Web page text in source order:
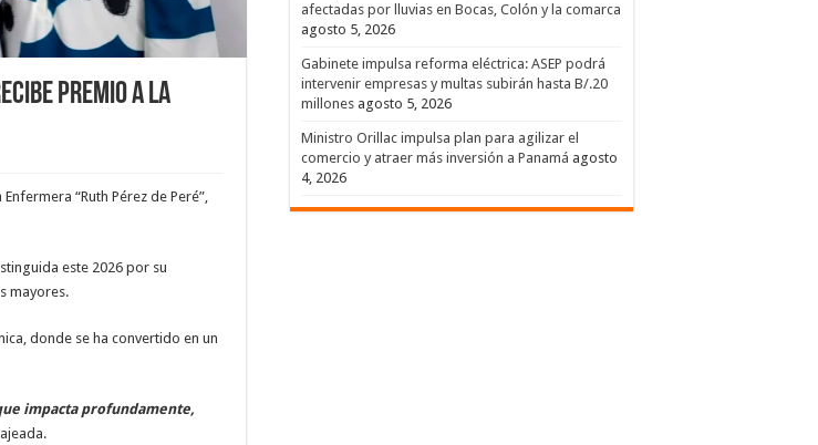
Premio a la
“Ruth Pérez de Peré”,
este 2026 por su
mayores.
donde se ha convertido en un
impacta profundamente,
afectadas por lluvias en Bocas, Colón y la comarca
agosto 5, 2026
Gabinete impulsa reforma eléctrica: ASEP podrá
intervenir empresas y multas subirán hasta B/.20
millones agosto 5, 2026
Ministro Orillac impulsa plan para agilizar el
comercio y atraer más inversión a Panamá agosto
4, 2026